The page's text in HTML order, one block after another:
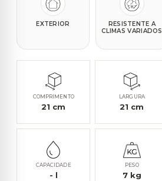
EXTERIOR
RESISTENTE A
CLIMAS VARIADOS
COMPRIMENTO
21 cm
LARGURA
21 cm
CAPACIDADE
- l
PESO
7 kg